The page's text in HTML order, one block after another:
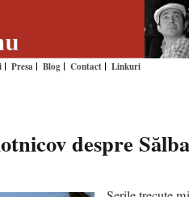
Presa Blog Contact Linkuri
despre